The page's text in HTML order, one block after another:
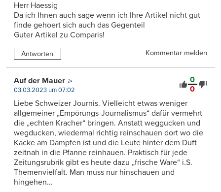
Herr Haessig
Da ich Ihnen auch sage wenn ich Ihre Artikel nicht gut
finde gehoert sich auch das Gegenteil
Guter Artikel zu Comparis!
Antworten Kommentar melden
0
0
Auf der Mauer
03.03.2023 um 07:02
Liebe Schweizer Journis. Vielleicht etwas weniger
allgemeiner „Empörungs-Journalismus“ dafür vermehrt
die „echten Kracher“ bringen. Anstatt weggucken und
wegducken, wiedermal richtig reinschauen dort wo die
Kacke am Dampfen ist und die Leute hinter dem Duft
zeitnah in die Pfanne reinhauen. Praktisch für jede
Zeitungsrubrik gibt es heute dazu „frische Ware“ i.S.
Themenvielfalt. Man muss nur hinschauen und
hingehen…